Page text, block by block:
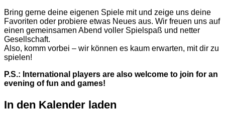
Bring gerne deine eigenen Spiele mit und zeige uns deine
Favoriten oder probiere etwas Neues aus. Wir freuen uns auf
einen gemeinsamen Abend voller Spielspaß und netter
Gesellschaft.
Also, komm vorbei – wir können es kaum erwarten, mit dir zu
spielen!
P.S.: International players are also welcome to join for an
evening of fun and games!
In den Kalender laden